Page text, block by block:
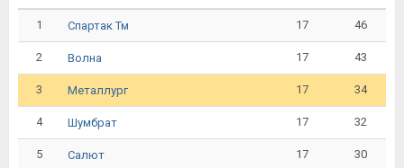
1 Спартак Тм 17 46
2 Волна 17 43
3 Металлург 17 34
4 Шумбрат 17 32
5 Салют 17 30